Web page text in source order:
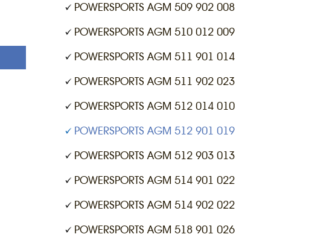
POWERSPORTS AGM 509 902 008
POWERSPORTS AGM 510 012 009
POWERSPORTS AGM 511 901 014
POWERSPORTS AGM 511 902 023
POWERSPORTS AGM 512 014 010
POWERSPORTS AGM 512 901 019
POWERSPORTS AGM 512 903 013
POWERSPORTS AGM 514 901 022
POWERSPORTS AGM 514 902 022
POWERSPORTS AGM 518 901 026